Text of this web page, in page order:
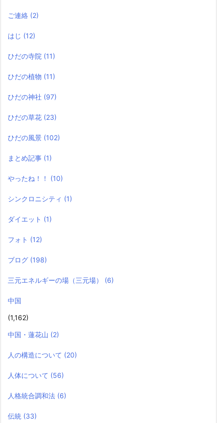
ご連絡 (2)
はじ (12)
ひだの寺院 (11)
ひだの植物 (11)
ひだの神社 (97)
ひだの草花 (23)
ひだの風景 (102)
まとめ記事 (1)
やったね！！ (10)
シンクロニシティ (1)
ダイエット (1)
フォト (12)
ブログ (198)
三元エネルギーの場（三元場） (6)
中国
(1,162)
中国・蓮花山 (2)
人の構造について (20)
人体について (56)
人格統合調和法 (6)
伝統 (33)